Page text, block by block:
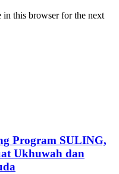
in this browser for the next
Program SULING,
Ukhuwah dan